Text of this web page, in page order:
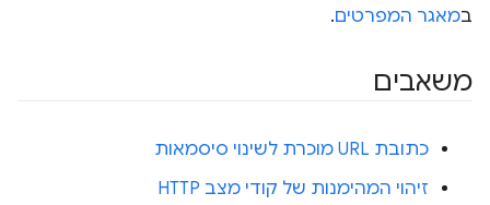
במאגר המפרטים.
משאבים
כתובת URL מוכרת לשינוי סיסמאות
זיהוי המהימנות של קודי מצב HTTP